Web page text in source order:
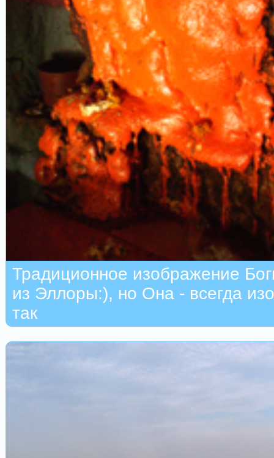
Традиционное изображение
из Эллоры:), но Она - всегда
так